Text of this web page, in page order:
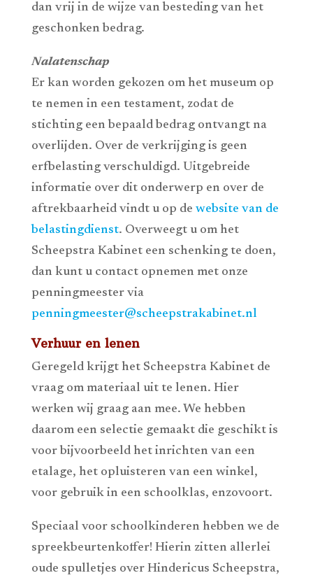
dan vrij in de wijze van besteding van het
geschonken bedrag.
Nalatenschap
Er kan worden gekozen om het museum op
te nemen in een testament, zodat de
stichting een bepaald bedrag ontvangt na
overlijden. Over de verkrijging is geen
erfbelasting verschuldigd. Uitgebreide
informatie over dit onderwerp en over de
aftrekbaarheid vindt u op de website van de
belastingdienst. Overweegt u om het
Scheepstra Kabinet een schenking te doen,
dan kunt u contact opnemen met onze
penningmeester via
penningmeester@scheepstrakabinet.nl
Verhuur en lenen
Geregeld krijgt het Scheepstra Kabinet de
vraag om materiaal uit te lenen. Hier
werken wij graag aan mee. We hebben
daarom een selectie gemaakt die geschikt is
voor bijvoorbeeld het inrichten van een
etalage, het opluisteren van een winkel,
voor gebruik in een schoolklas, enzovoort.
Speciaal voor schoolkinderen hebben we de
spreekbeurtenkoffer! Hierin zitten allerlei
oude spulletjes over Hindericus Scheepstra,